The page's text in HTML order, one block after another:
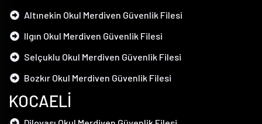
Altınekin Okul Merdiven Güvenlik Filesi
Ilgın Okul Merdiven Güvenlik Filesi
Selçuklu Okul Merdiven Güvenlik Filesi
Bozkır Okul Merdiven Güvenlik Filesi
KOCAELİ